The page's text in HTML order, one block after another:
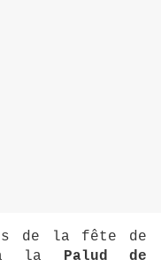
de la fête de
à la Palud de